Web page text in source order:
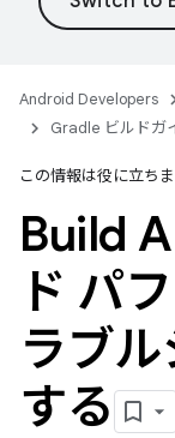
Android Developers
Gradle ビルドガ
この情報は役に立ち
Build
ド パ
ラブ
する